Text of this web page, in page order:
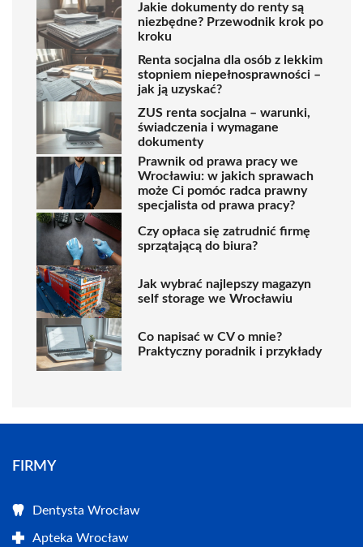
Jakie dokumenty do renty są
niezbędne? Przewodnik krok po
kroku
Renta socjalna dla osób z lekkim
stopniem niepełnosprawności –
jak ją uzyskać?
ZUS renta socjalna – warunki,
świadczenia i wymagane
dokumenty
Prawnik od prawa pracy we
Wrocławiu: w jakich sprawach
może Ci pomóc radca prawny
specjalista od prawa pracy?
Czy opłaca się zatrudnić firmę
sprzątającą do biura?
Jak wybrać najlepszy magazyn
self storage we Wrocławiu
Co napisać w CV o mnie?
Praktyczny poradnik i przykłady
FIRMY
Dentysta Wrocław
Apteka Wrocław